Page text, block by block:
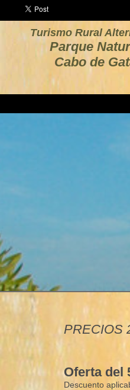
Turismo Rural
Parque
Cabo de
PRECIOS
Oferta del
Descuento